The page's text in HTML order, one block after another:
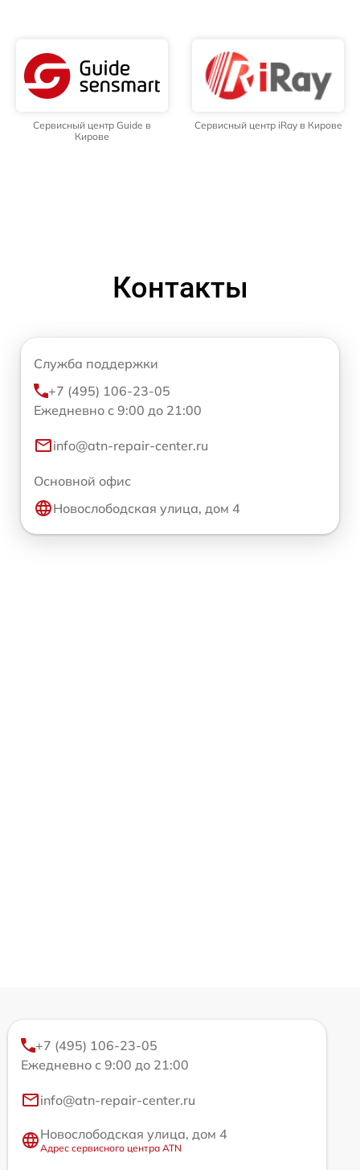
Сервисный центр Guide в
Кирове
Сервисный центр iRay в Кирове
Контакты
Служба поддержки
+7 (495) 106-23-05
Ежедневно с 9:00 до 21:00
info@atn-repair-center.ru
Основной офис
Новослободская улица, дом 4
+7 (495) 106-23-05
Ежедневно с 9:00 до 21:00
info@atn-repair-center.ru
Новослободская улица, дом 4
Адрес сервисного центра ATN